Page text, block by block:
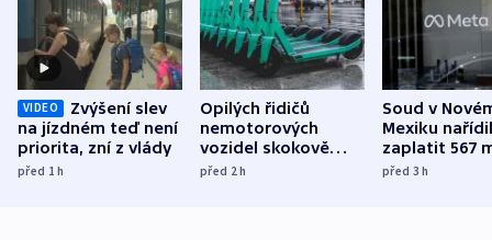
VIDEO
Zvýšení slev
na jízdném teď není
priorita, zní z vlády
před 1h
Opilých řidičů
nemotorových
vozidel skokově
přibylo, nejvíc ve
před 2h
Soud v
Mexiku
zaplatit 567
dolarů kvůli
před 3h